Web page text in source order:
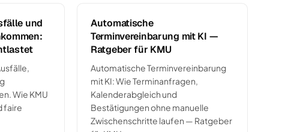
und
Wie KMU
faire
Automatische
Terminvereinbarung mit KI —
Ratgeber für KMU
Automatische Terminvereinbarung
mit KI: Wie Terminanfragen,
Kalenderabgleich und
Bestätigungen ohne manuelle
Zwischenschritte laufen — Ratgeber